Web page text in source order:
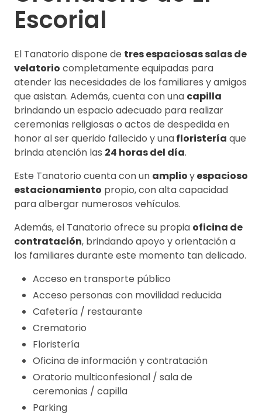
Escorial
El Tanatorio dispone de tres espaciosas salas de
velatorio completamente equipadas para
atender las necesidades de los familiares y amigos
que asistan. Además, cuenta con una capilla
brindando un espacio adecuado para realizar
ceremonias religiosas o actos de despedida en
honor al ser querido fallecido y unafloristería que
brinda atención las 24 horas del día.
Este Tanatorio cuenta con un amplioyespacioso
estacionamiento propio, con alta capacidad
para albergar numerosos vehículos.
Además, el Tanatorio ofrece su propia oficina de
contratación, brindando apoyo y orientación a
los familiares durante este momento tan delicado.
Acceso en transporte público
Acceso personas con movilidad reducida
Cafetería / restaurante
Crematorio
Floristería
Oficina de información y contratación
Oratorio multiconfesional / sala de
ceremonias / capilla
Parking